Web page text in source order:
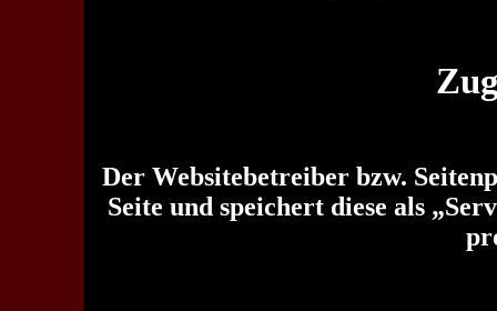
Der Websitebetreiber bzw.
Seite und speichert diese als